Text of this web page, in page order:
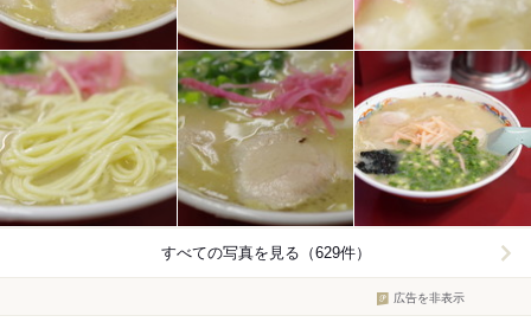
すべての写真を見る（629件）
広告を非表示